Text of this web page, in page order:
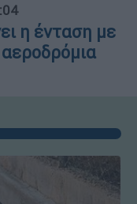
η ένταση με